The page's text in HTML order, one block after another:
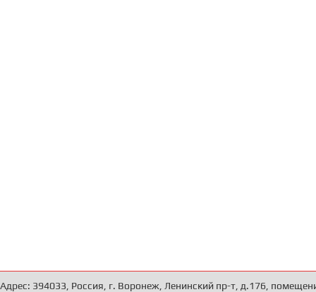
Адрес: 394033, Россия, г. Воронеж, Ленинский пр-т, д.176,